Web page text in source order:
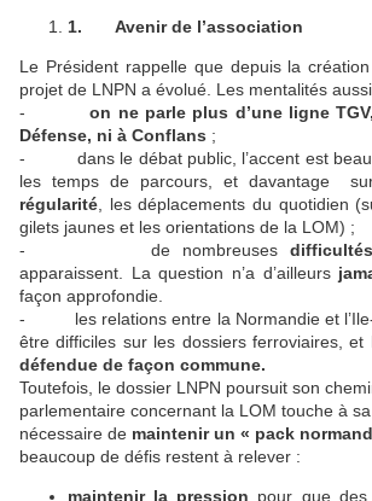
1. Avenir de l’association
Le Président rappelle que depuis la
projet de LNPN a évolué. Les mentalités aussi.
-on ne parle plus d’une ligne
Défense, ni à Conflans ;
- dans le débat public, l’accent est
les temps de parcours, et davantage
régularité , les déplacements du quotidien
gilets jaunes et les orientations de la LOM) ;
- de nombreuses
apparaissent. La question n’a d’ailleurs
façon approfondie.
- les relations entre la Normandie et l’Ile-
être difficiles sur les dossiers ferroviaires, et
défendue de façon commune.
Toutefois, le dossier LNPN poursuit son
parlementaire concernant la LOM touche à
nécessaire de maintenir un « pack
beaucoup de défis restent à relever :
maintenir la pression pour que des